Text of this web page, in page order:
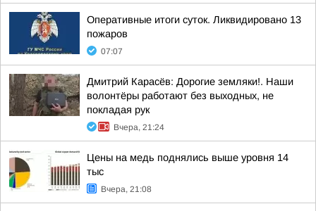
Оперативные итоги суток. Ликвидировано 13
пожаров
07:07
Дмитрий Карасёв: Дорогие земляки!. Наши
волонтёры работают без выходных, не
покладая рук
Вчера, 21:24
Цены на медь поднялись выше уровня 14
тыс
Вчера, 21:08